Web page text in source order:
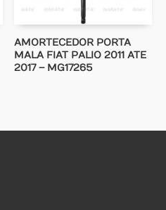
AMORTECEDOR PORTA
MALA FIAT PALIO 2011 ATE
2017 – MG17265